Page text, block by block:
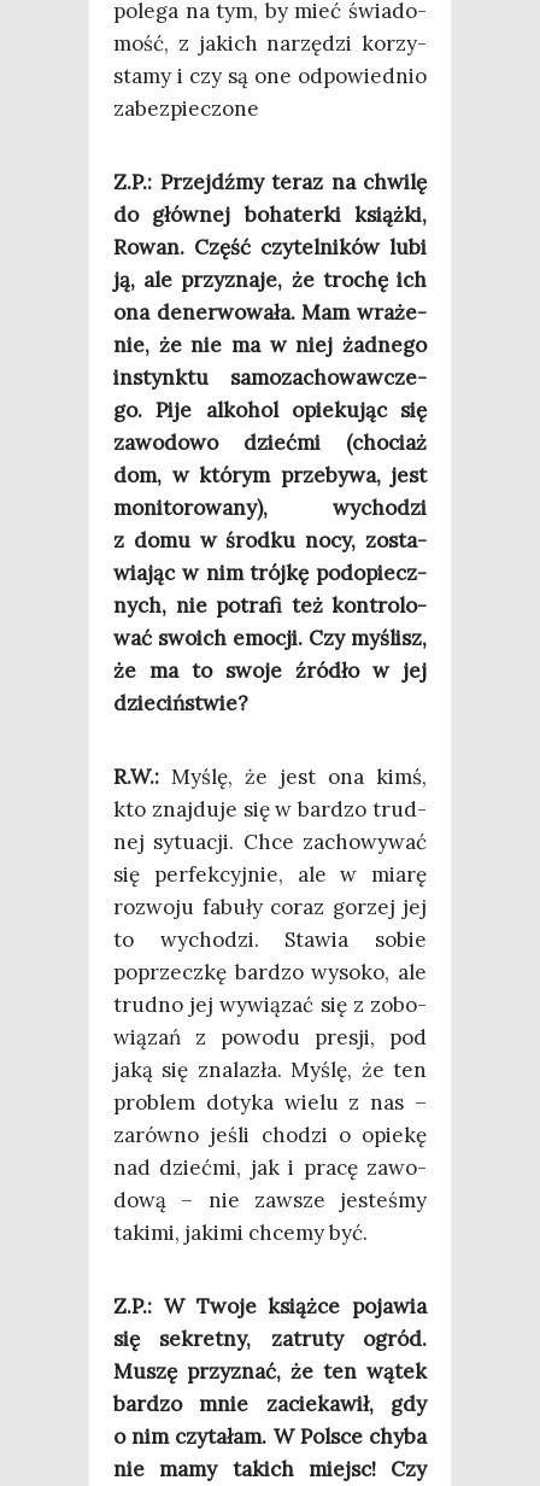
pole­ga na tym, by mieć świa­do­
mość, z jakich narzę­dzi korzy­
sta­my i czy są one odpo­wied­nio
zabezpieczone
Z.P.: Przejdź­my teraz na chwi­lę
do głów­nej boha­ter­ki książ­ki,
Rowan. Część czy­tel­ni­ków lubi
ją, ale przy­zna­je, że tro­chę ich
ona dener­wo­wa­ła. Mam wra­że­
nie, że nie ma w niej żad­ne­go
instynk­tu samo­za­cho­waw­cze­
go. Pije alko­hol opie­ku­jąc się
zawo­do­wo dzieć­mi (cho­ciaż
dom, w któ­rym prze­by­wa, jest
moni­to­ro­wa­ny), wycho­dzi
z domu w środ­ku nocy, zosta­
wia­jąc w nim trój­kę pod­opiecz­
nych, nie potra­fi też kon­tro­lo­
wać swo­ich emo­cji. Czy myślisz,
że ma to swo­je źró­dło w jej
dzieciństwie?
R.W.: Myślę, że jest ona kimś,
kto znaj­du­je się w bar­dzo trud­
nej sytu­acji. Chce zacho­wy­wać
się per­fek­cyj­nie, ale w mia­rę
roz­wo­ju fabu­ły coraz gorzej jej
to wycho­dzi. Sta­wia sobie
poprzecz­kę bar­dzo wyso­ko, ale
trud­no jej wywią­zać się z zobo­
wią­zań z powo­du pre­sji, pod
jaką się zna­la­zła. Myślę, że ten
pro­blem doty­ka wie­lu z nas –
zarów­no jeśli cho­dzi o opie­kę
nad dzieć­mi, jak i pra­cę zawo­
do­wą – nie zawsze jeste­śmy
taki­mi, jaki­mi chce­my być.
Z.P.: W Two­je książ­ce poja­wia
się sekret­ny, zatru­ty ogród.
Muszę przy­znać, że ten wątek
bar­dzo mnie zacie­ka­wił, gdy
o nim czy­ta­łam. W Pol­sce chy­ba
nie mamy takich miejsc! Czy